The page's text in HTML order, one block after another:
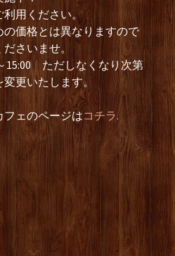
利用ください。
価格とは異なりますので
さいませ。
15:00 ただしなくなり次第
更いたします。
フェのページはコチラ.